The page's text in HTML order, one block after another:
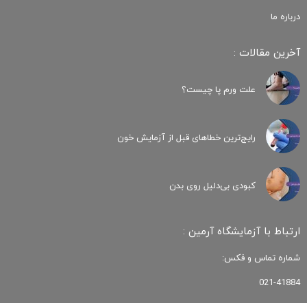
درباره ما
آخرین مقالات :
علت ورم پا چیست؟
رایج‌ترین خطاهای قبل از آزمایش خون
کبودی‌ بی‌دلیل روی بدن
ارتباط با آزمایشگاه آرمین :
شماره تماس و فکس:
021-41884